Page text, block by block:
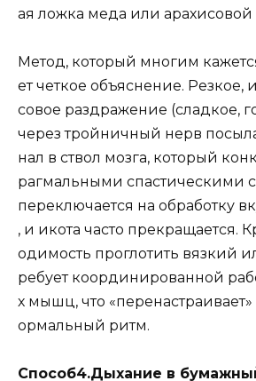
ая ложка меда или арахисовой
Метод, который многим
ет четкое объяснение. Резкое,
совое раздражение (сладкое,
через тройничный нерв
нал в ствол мозга, который
рагмальными спастическими
переключается на обработку
, и икота часто прекращается.
одимость проглотить вязкий
ребует координированной
х мышц, что
ормальный ритм.
Способ4.Дыхание в